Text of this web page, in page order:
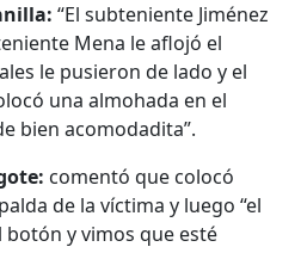
“El subteniente Jiménez
Mena le aflojó el
le pusieron de lado y el
una almohada en el
bien acomodadita”.
comentó que colocó
de la víctima y luego “el
y vimos que esté